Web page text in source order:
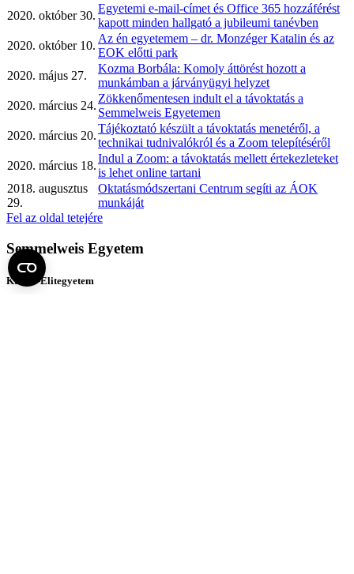
2020. október 30.
Egyetemi e-mail-címet és Office 365 hozzáférést
kapott minden hallgató a jubileumi tanévben
2020. október 10.
Az én egyetemem – dr. Monzéger Katalin és az
EOK előtti park
2020. május 27.
Kozma Borbála: Komoly áttörést hozott a
munkámban a járványügyi helyzet
2020. március 24.
Zökkenőmentesen indult el a távoktatás a
Semmelweis Egyetemen
2020. március 20.
Tájékoztató készült a távoktatás menetéről, a
technikai tudnivalókról és a Zoom telepítéséről
2020. március 18.
Indul a Zoom: a távoktatás mellett értekezleteket
is lehet online tartani
2018. augusztus
29.
Oktatásmódszertani Centrum segíti az ÁOK
munkáját
Fel az oldal tetejére
Semmelweis Egyetem
Kutató-Elitegyetem